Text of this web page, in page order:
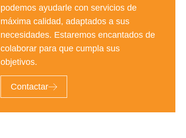
podemos ayudarle con servicios de
máxima calidad, adaptados a sus
necesidades. Estaremos encantados de
colaborar para que cumpla sus
objetivos.
Contactar